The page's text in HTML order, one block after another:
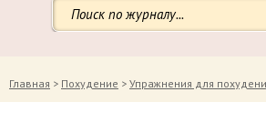
Главная > Похудение > Упражнения для